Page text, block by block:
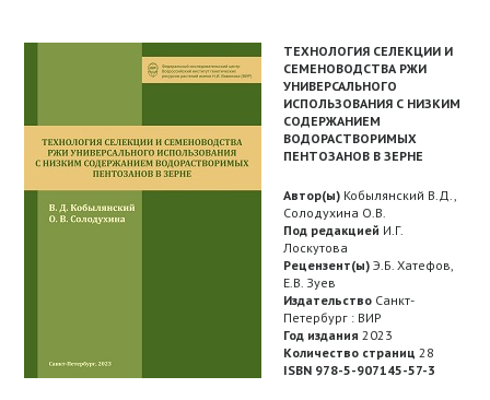
ТЕХНОЛОГИЯ СЕЛЕКЦИИ И
СЕМЕНОВОДСТВА РЖИ
УНИВЕРСАЛЬНОГО
ИСПОЛЬЗОВАНИЯ С НИЗКИМ
СОДЕРЖАНИЕМ
ВОДОРАСТВОРИМЫХ
ПЕНТОЗАНОВ В ЗЕРНЕ
Автор(ы) Кобылянский В.Д.,
Солодухина О.В.
Под редакцией И.Г.
Лоскутова
Рецензент(ы) Э.Б. Хатефов,
Е.В. Зуев
Издательство Санкт-
Петербург : ВИР
Год издания 2023
Количество страниц 28
ISBN 978-5-907145-57-3